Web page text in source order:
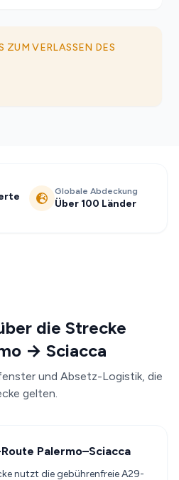
ZUM VERLASSEN DES
Globale Abdeckung
Über 100 Länder
die Strecke
→ Sciacca
und Absetz-Logistik, die
gelten.
Palermo–Sciacca
nutzt die gebührenfreie A29-